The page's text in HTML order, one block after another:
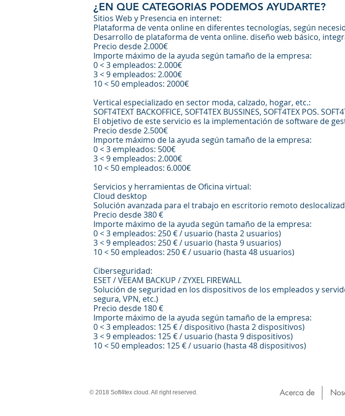
¿EN QUE CATEGORIAS PODEMOS AYUDARTE?
Sitios Web y Presencia en internet:
Plataforma de venta online en diferentes tecnologías, según
Desarrollo de plataforma de venta online. diseño web básico,
Precio desde 2.000€
Importe máximo de la ayuda según tamaño de la empresa:
0 < 3 empleados: 2.000€
3 < 9 empleados: 2.000€
10 < 50 empleados: 2000€
Vertical especializado en sector moda, calzado, hogar, etc.:
SOFT4TEXT BACKOFFICE, SOFT4TEX BUSSINES, SOFT4TEX POS.
El objetivo de este servicio es la implementación de software de
Precio desde 2.500€
Importe máximo de la ayuda según tamaño de la empresa:
0 < 3 empleados: 500€
3 < 9 empleados: 2.000€
10 < 50 empleados: 6.000€
Servicios y herramientas de Oficina virtual:
Cloud desktop
Solución avanzada para el trabajo en escritorio remoto
Precio desde 380 €
Importe máximo de la ayuda según tamaño de la empresa:
0 < 3 empleados: 250 € / usuario (hasta 2 usuarios)
3 < 9 empleados: 250 € / usuario (hasta 9 usuarios)
10 < 50 empleados: 250 € / usuario (hasta 48 usuarios)
Ciberseguridad:
ESET / VEEAM BACKUP / ZYXEL FIREWALL
Solución de seguridad en los dispositivos de los empleados y
segura, VPN, etc.)
Precio desde 180 €
Importe máximo de la ayuda según tamaño de la empresa:
0 < 3 empleados: 125 € / dispositivo (hasta 2 dispositivos)
3 < 9 empleados: 125 € / usuario (hasta 9 dispositivos)
10 < 50 empleados: 125 € / usuario (hasta 48 dispositivos)
© 2018 Soft4tex cloud. All right reserved. Acerca de